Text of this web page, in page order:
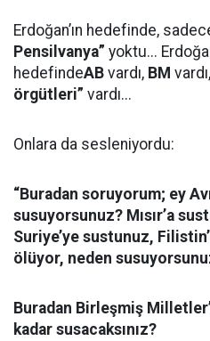
Erdoğan’ın hedefinde,
Pensilvanya” yoktu...
hedefindeAB vardı, BM vardı,
örgütleri” vardı...
Onlara da sesleniyordu:
“Buradan soruyorum; ey
susuyorsunuz? Mısır’a
Suriye’ye sustunuz,
ölüyor, neden
Buradan Birleşmiş
kadar susacaksınız?